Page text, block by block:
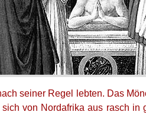
seiner Regel lebten. Das
sich von Nordafrika aus rasch in